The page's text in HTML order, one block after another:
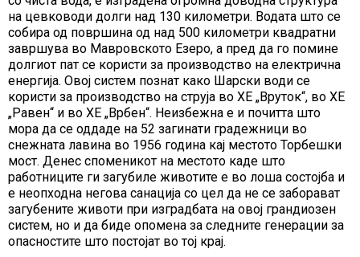
на цевководи долги над 130 километри. Водата што се
собира од површина од над 500 километри квадратни
завршува во Мавровското Езеро, а пред да го помине
долгиот пат се користи за производство на електрична
енергија. Овој систем познат како Шарски води се
користи за производство на струја во ХЕ „Вруток“, во ХЕ
„Равен“ и во ХЕ „Врбен“. Неизбежна е и почитта што
мора да се оддаде на 52 загинати градежници во
снежната лавина во 1956 година кај местото Торбешки
мост. Денес споменикот на местото каде што
работниците ги загубиле животите е во лоша состојба и
е неопходна негова санација со цел да не се заборават
загубените животи при изградбата на овој грандиозен
систем, но и да биде опомена за следните генерации за
опасностите што постојат во тој крај.